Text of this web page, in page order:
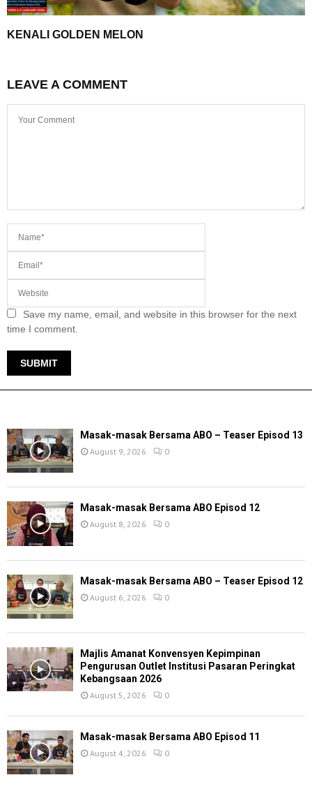
KENALI GOLDEN MELON
LEAVE A COMMENT
Save my name, email, and website in this browser for the next
time I comment.
Masak-masak Bersama ABO – Teaser Episod 13
August 9, 2026 0
Masak-masak Bersama ABO Episod 12
August 8, 2026 0
Masak-masak Bersama ABO – Teaser Episod 12
August 6, 2026 0
Majlis Amanat Konvensyen Kepimpinan
Pengurusan Outlet Institusi Pasaran Peringkat
Kebangsaan 2026
August 5, 2026 0
Masak-masak Bersama ABO Episod 11
August 4, 2026 0